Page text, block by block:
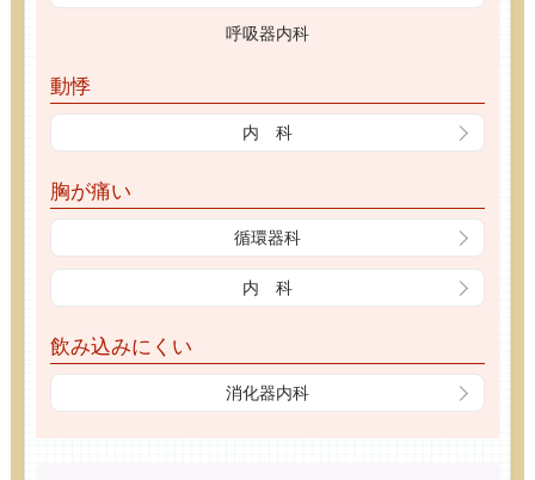
呼吸器内科
動悸
内 科
胸が痛い
循環器科
内 科
飲み込みにくい
消化器内科